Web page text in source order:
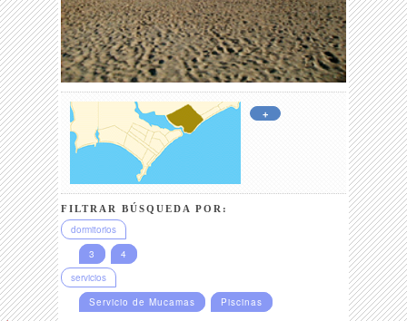
+
FILTRAR BÚSQUEDA POR:
dormitorios
3
4
servicios
Servicio de Mucamas
Piscinas